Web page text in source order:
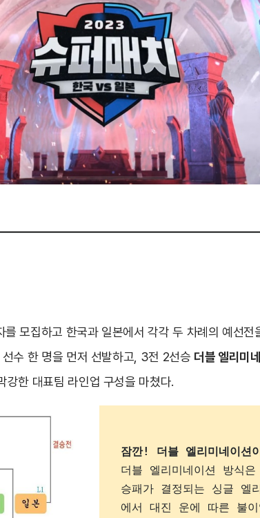
모집하고 한국과 일본에서 각각 두 차례의 예선전
수 한 명을 먼저 선발하고, 3전 2선승 더블 엘리미
강한 대표팀 라인업 구성을 마쳤다.
잠깐! 더블 엘리미네이션
더블 엘리미네이션 방식
승패가 결정되는 싱글 엘
에서 대진 운에 따른 불이